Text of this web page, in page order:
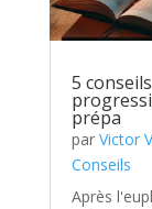
5
prépa
par Victor
Conseils
Après